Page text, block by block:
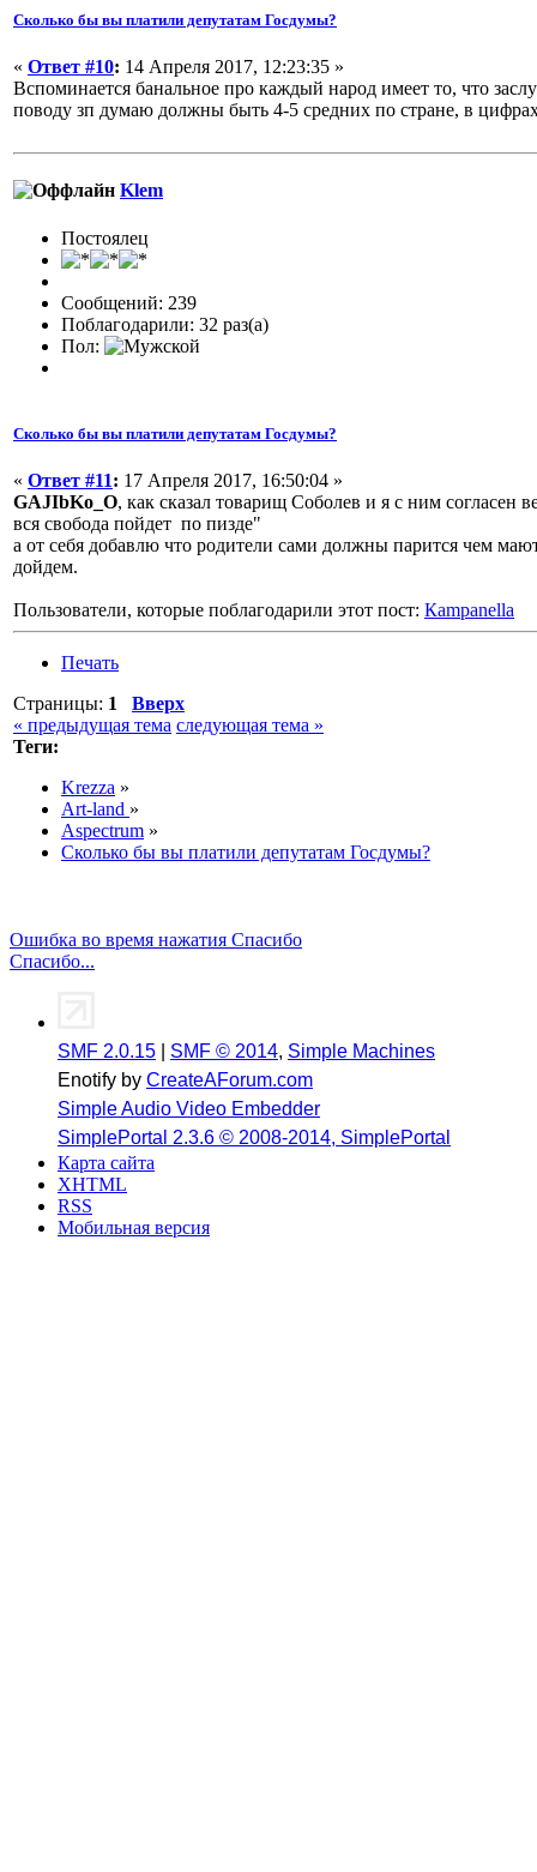
Сколько бы вы платили депутатам Госдумы?
« Ответ #10: 14 Апреля 2017, 12:23:35 »
Вспоминается банальное про каждый народ имеет то, что
поводу зп думаю должны быть 4-5 средних по стране, в
Klem
Постоялец
Сообщений: 239
Поблагодарили: 32 раз(а)
Пол:
Сколько бы вы платили депутатам Госдумы?
« Ответ #11: 17 Апреля 2017, 16:50:04 »
GAJIbKo_O, как сказал товарищ Соболев и я с ним согласен
вся свобода пойдет по пизде"
а от себя добавлю что родители сами должны парится чем
дойдем.
Пользователи, которые поблагодарили этот пост: Кampanella
Печать
Страницы: 1
Вверх
« предыдущая тема следующая тема »
Теги:
Krezza »
Art-land »
Aspectrum »
Сколько бы вы платили депутатам Госдумы?
Ошибка во время нажатия Спасибо
Спасибо...
SMF 2.0.15 SMF © 2014, Simple Machines
Enotify by CreateAForum.com
Simple Audio Video Embedder
SimplePortal 2.3.6 © 2008-2014, SimplePortal
Карта сайта
XHTML
RSS
Мобильная версия